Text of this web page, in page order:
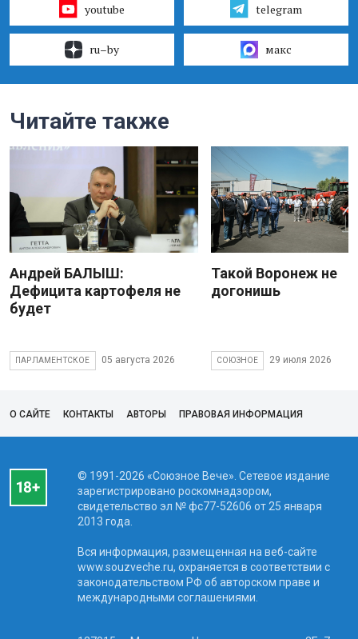
youtube telegram
ru–by макс
Читайте также
Андрей БАЛЫШ:
Дефицита картофеля не
будет
ПАРЛАМЕНТСКОЕ 05 августа 2026
Такой Воронеж не
догонишь
СОЮЗНОЕ 29 июля 2026
О САЙТЕ КОНТАКТЫ АВТОРЫ ПРАВОВАЯ ИНФОРМАЦИЯ
© 1991-2026 «Союзное Вече». Сетевое издание
зарегистрировано роскомнадзором,
свидетельство эл № фc77-52606 от 25 января
2013 года.
Вся информация, размещенная на веб-сайте
www.souzveche.ru, охраняется в соответствии с
законодательством РФ об авторском праве и
международными соглашениями.